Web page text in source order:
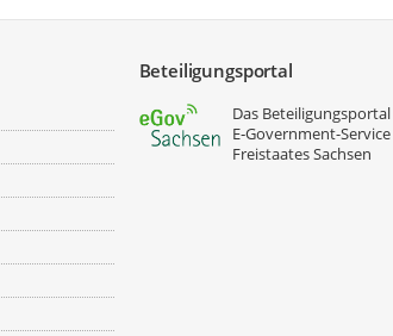
Beteiligungsportal
Das
E‑Government-
Freistaates Sachsen